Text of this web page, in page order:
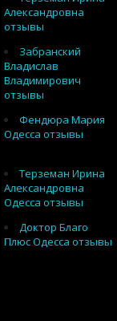
Александровна
отзывы
Забранский
Владислав
Владимирович
отзывы
Фендюра Мария
Одесса отзывы
Терземан Ирина
Александровна
Одесса отзывы
Доктор Благо
Плюс Одесса отзывы